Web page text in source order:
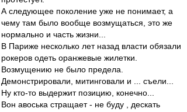
А следующее поколение уже не понимает, а
чему там было вообще возмущаться, это же
нормально и часть жизни...
В Париже несколько лет назад власти обязали
рокеров одеть оранжевые жилетки.
Возмущению не было предела.
Демонстрировали, митинговали и ... съели...
Ну кто-то выдержит позицию, конечно...
Вон авоська стращает - не буду , дескать